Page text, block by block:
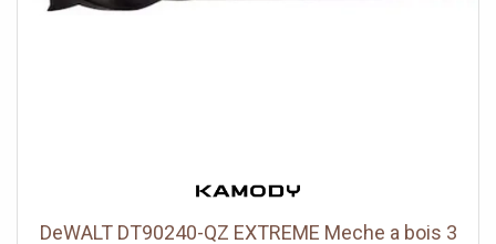
pieces 1 La meche a bois DeWALT DT4507-QZ de 7 mm
chevilles. Fabriquée en alliage chrome-vanadium de haute
qualité, cette meche offre une excellente résistance a
DeWALT DT90240-QZ EXTREME Meche a bois 3